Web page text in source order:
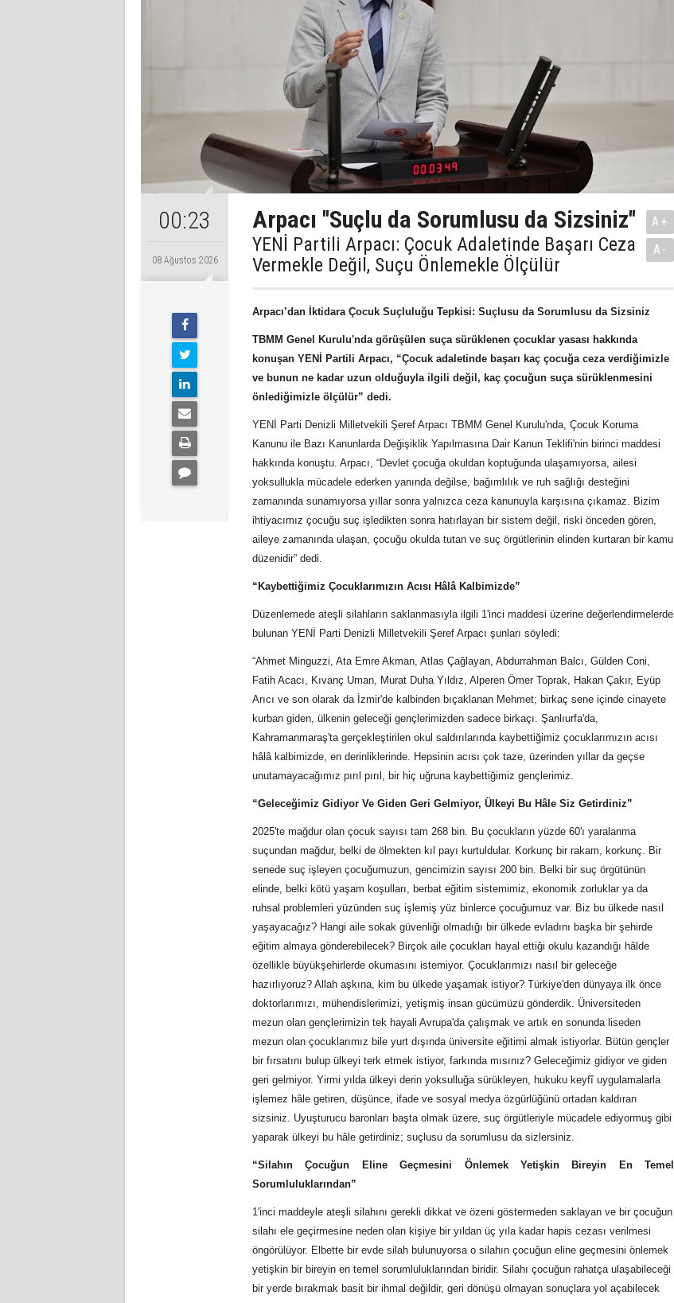
00:23
08 Ağustos 2026
Arpacı ''Suçlu da Sorumlusu da Sizsiniz''
YENİ Partili Arpacı: Çocuk Adaletinde Başarı Ceza
Vermekle Değil, Suçu Önlemekle Ölçülür
A+
A-
Arpacı’dan İktidara Çocuk Suçluluğu Tepkisi: Suçlusu da Sorumlusu da Sizsiniz
TBMM Genel Kurulu'nda görüşülen suça sürüklenen çocuklar yasası hakkında
konuşan YENİ Partili Arpacı, “Çocuk adaletinde başarı kaç çocuğa ceza verdiğimizle
ve bunun ne kadar uzun olduğuyla ilgili değil, kaç çocuğun suça sürüklenmesini
önlediğimizle ölçülür” dedi.
YENİ Parti Denizli Milletvekili Şeref Arpacı TBMM Genel Kurulu'nda, Çocuk Koruma
Kanunu ile Bazı Kanunlarda Değişiklik Yapılmasına Dair Kanun Teklifi'nin birinci maddesi
hakkında konuştu. Arpacı, “Devlet çocuğa okuldan koptuğunda ulaşamıyorsa, ailesi
yoksullukla mücadele ederken yanında değilse, bağımlılık ve ruh sağlığı desteğini
zamanında sunamıyorsa yıllar sonra yalnızca ceza kanunuyla karşısına çıkamaz. Bizim
ihtiyacımız çocuğu suç işledikten sonra hatırlayan bir sistem değil, riski önceden gören,
aileye zamanında ulaşan, çocuğu okulda tutan ve suç örgütlerinin elinden kurtaran bir kamu
düzenidir” dedi.
“Kaybettiğimiz Çocuklarımızın Acısı Hâlâ Kalbimizde”
Düzenlemede ateşli silahların saklanmasıyla ilgili 1'inci maddesi üzerine değerlendirmelerde
bulunan YENİ Parti Denizli Milletvekili Şeref Arpacı şunları söyledi:
“Ahmet Minguzzi, Ata Emre Akman, Atlas Çağlayan, Abdurrahman Balcı, Gülden Coni,
Fatih Acacı, Kıvanç Uman, Murat Duha Yıldız, Alperen Ömer Toprak, Hakan Çakır, Eyüp
Arıcı ve son olarak da İzmir'de kalbinden bıçaklanan Mehmet; birkaç sene içinde cinayete
kurban giden, ülkenin geleceği gençlerimizden sadece birkaçı. Şanlıurfa'da,
Kahramanmaraş'ta gerçekleştirilen okul saldırılarında kaybettiğimiz çocuklarımızın acısı
hâlâ kalbimizde, en derinliklerinde. Hepsinin acısı çok taze, üzerinden yıllar da geçse
unutamayacağımız pırıl pırıl, bir hiç uğruna kaybettiğimiz gençlerimiz.
“Geleceğimiz Gidiyor Ve Giden Geri Gelmiyor, Ülkeyi Bu Hâle Siz Getirdiniz”
2025'te mağdur olan çocuk sayısı tam 268 bin. Bu çocukların yüzde 60'ı yaralanma
suçundan mağdur, belki de ölmekten kıl payı kurtuldular. Korkunç bir rakam, korkunç. Bir
senede suç işleyen çocuğumuzun, gencimizin sayısı 200 bin. Belki bir suç örgütünün
elinde, belki kötü yaşam koşulları, berbat eğitim sistemimiz, ekonomik zorluklar ya da
ruhsal problemleri yüzünden suç işlemiş yüz binlerce çocuğumuz var. Biz bu ülkede nasıl
yaşayacağız? Hangi aile sokak güvenliği olmadığı bir ülkede evladını başka bir şehirde
eğitim almaya gönderebilecek? Birçok aile çocukları hayal ettiği okulu kazandığı hâlde
özellikle büyükşehirlerde okumasını istemiyor. Çocuklarımızı nasıl bir geleceğe
hazırlıyoruz? Allah aşkına, kim bu ülkede yaşamak istiyor? Türkiye'den dünyaya ilk önce
doktorlarımızı, mühendislerimizi, yetişmiş insan gücümüzü gönderdik. Üniversiteden
mezun olan gençlerimizin tek hayali Avrupa'da çalışmak ve artık en sonunda liseden
mezun olan çocuklarımız bile yurt dışında üniversite eğitimi almak istiyorlar. Bütün gençler
bir fırsatını bulup ülkeyi terk etmek istiyor, farkında mısınız? Geleceğimiz gidiyor ve giden
geri gelmiyor. Yirmi yılda ülkeyi derin yoksulluğa sürükleyen, hukuku keyfî uygulamalarla
işlemez hâle getiren, düşünce, ifade ve sosyal medya özgürlüğünü ortadan kaldıran
sizsiniz. Uyuşturucu baronları başta olmak üzere, suç örgütleriyle mücadele ediyormuş gibi
yaparak ülkeyi bu hâle getirdiniz; suçlusu da sorumlusu da sizlersiniz.
“Silahın Çocuğun Eline Geçmesini Önlemek Yetişkin Bireyin En Temel
Sorumluluklarından”
1'inci maddeyle ateşli silahını gerekli dikkat ve özeni göstermeden saklayan ve bir çocuğun
silahı ele geçirmesine neden olan kişiye bir yıldan üç yıla kadar hapis cezası verilmesi
öngörülüyor. Elbette bir evde silah bulunuyorsa o silahın çocuğun eline geçmesini önlemek
yetişkin bir bireyin en temel sorumluluklarından biridir. Silahı çocuğun rahatça ulaşabileceği
bir yerde bırakmak basit bir ihmal değildir, geri dönüşü olmayan sonuçlara yol açabilecek